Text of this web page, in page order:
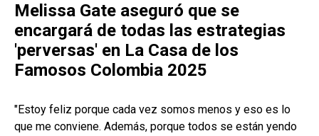
Melissa Gate aseguró que se
encargará de todas las estrategias
'perversas' en La Casa de los
Famosos Colombia 2025
"Estoy feliz porque cada vez somos menos y eso es lo
que me conviene. Además, porque todos se están yendo